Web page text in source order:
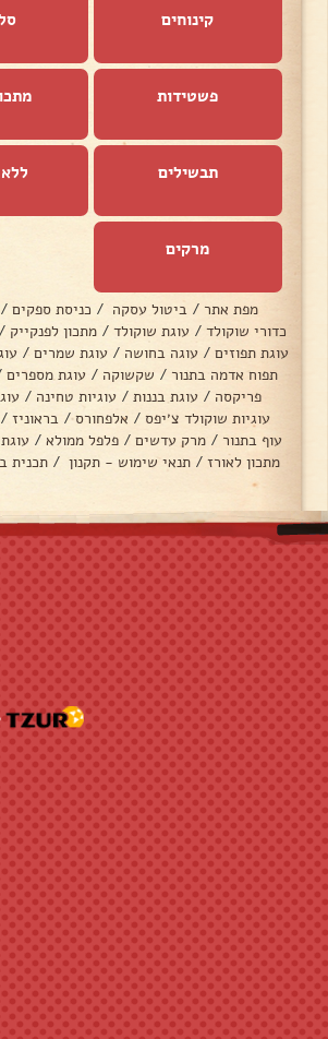
קינוחים
פשטידות
תבשילים
מרקים
מפת אתר / ביטול עסקה / כניסת ספקים /
כדורי שוקולד / עוגת שוקולד / מתכון לפנקייק /
עוגת תפוזים / עוגה בחושה / עוגת שמרים /
תפוח אדמה בתנור / שקשוקה / עוגת מספרים
פריקסה / עוגת בננות / עוגיות טחינה /
עוגיות שוקולד צ׳יפס / אלפחורס/ בראוניז /
עוף בתנור / מרק עדשים / פלפל ממולא /
מתכון לאורז / תנאי שימוש - תקנון / תכנית